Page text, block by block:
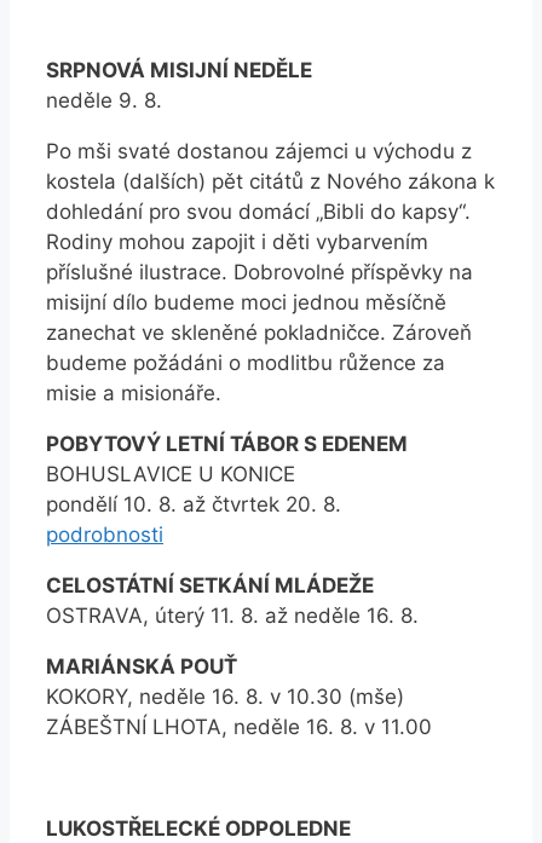
SRPNOVÁ MISIJNÍ NEDĚLE
neděle 9. 8.
Po mši svaté dostanou zájemci u východu z
kostela (dalších) pět citátů z Nového zákona k
dohledání pro svou domácí „Bibli do kapsy“.
Rodiny mohou zapojit i děti vybarvením
příslušné ilustrace. Dobrovolné příspěvky na
misijní dílo budeme moci jednou měsíčně
zanechat ve skleněné pokladničce. Zároveň
budeme požádáni o modlitbu růžence za
misie a misionáře.
POBYTOVÝ LETNÍ TÁBOR S EDENEM
BOHUSLAVICE U KONICE
pondělí 10. 8. až čtvrtek 20. 8.
podrobnosti
CELOSTÁTNÍ SETKÁNÍ MLÁDEŽE
OSTRAVA, úterý 11. 8. až neděle 16. 8.
MARIÁNSKÁ POUŤ
KOKORY, neděle 16. 8. v 10.30 (mše)
ZÁBEŠTNÍ LHOTA, neděle 16. 8. v 11.00
LUKOSTŘELECKÉ ODPOLEDNE